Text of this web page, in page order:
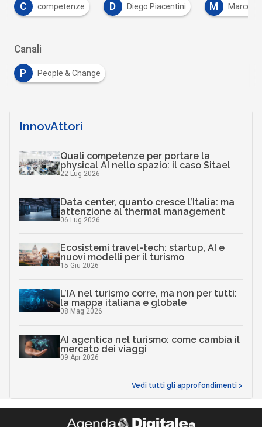
D Diego Piacentini M Marco Planzi P
Canali
P People & Change
InnovAttori
Quali competenze per portare la
physical AI nello spazio: il caso Sitael
22 Lug 2026
Data center, quanto cresce l’Italia: ma
attenzione al thermal management
06 Lug 2026
Ecosistemi travel-tech: startup, AI e
nuovi modelli per il turismo
15 Giu 2026
L’IA nel turismo corre, ma non per tutti:
la mappa italiana e globale
08 Mag 2026
AI agentica nel turismo: come cambia il
mercato dei viaggi
09 Apr 2026
Vedi tutti gli approfondimenti >